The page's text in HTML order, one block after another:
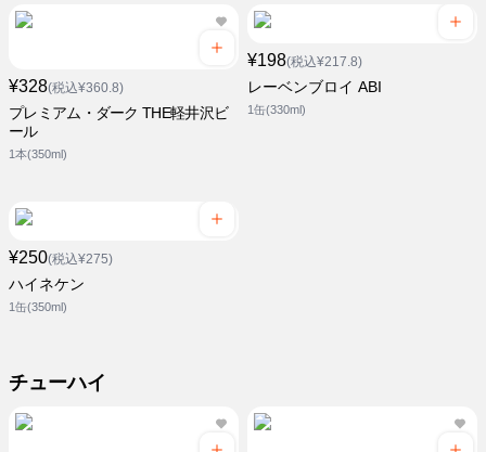
¥328(税込¥360.8)
プレミアム・ダーク THE軽井沢ビ
ール
1本(350ml)
¥198(税込¥217.8)
レーベンブロイ ABI
1缶(330ml)
¥250(税込¥275)
ハイネケン
1缶(350ml)
チューハイ